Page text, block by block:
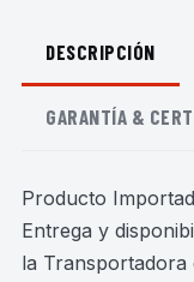
DESCRIPCIÓN
GARANTÍA &
Producto
Entrega y
la Transportadora